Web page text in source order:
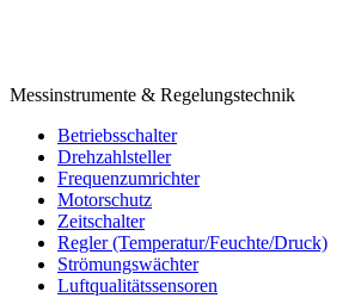
Messinstrumente & Regelungstechnik
Betriebsschalter
Drehzahlsteller
Frequenzumrichter
Motorschutz
Zeitschalter
Regler (Temperatur/Feuchte/Druck)
Strömungswächter
Luftqualitätssensoren